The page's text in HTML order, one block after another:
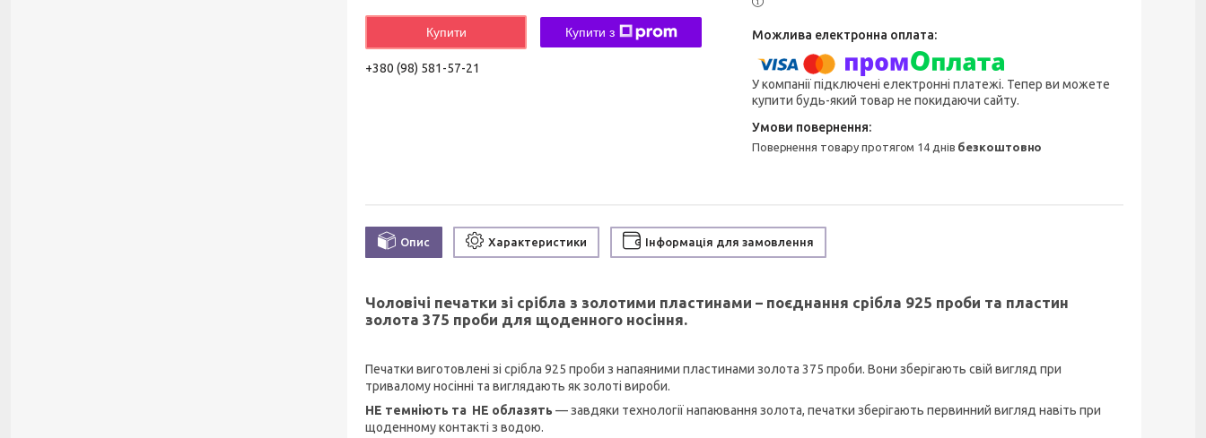
Купити Купити з
+380 (98) 581-57-21
У компанії підключені електронні платежі. Тепер ви можете
купити будь-який товар не покидаючи сайту.
повернення товару протягом 14 днів безкоштовно
Опис Характеристики Інформація для замовлення
Чоловічі печатки зі срібла з золотими пластинами – поєднання срібла 925 проби та пластин
золота 375 проби для щоденного носіння.
Печатки виготовлені зі срібла 925 проби з напаяними пластинами золота 375 проби. Вони зберігають свій вигляд при
тривалому носінні та виглядають як золоті вироби.
НЕ темніють та НЕ облазять — завдяки технології напаювання золота, печатки зберігають первинний вигляд навіть при
щоденному контакті з водою.